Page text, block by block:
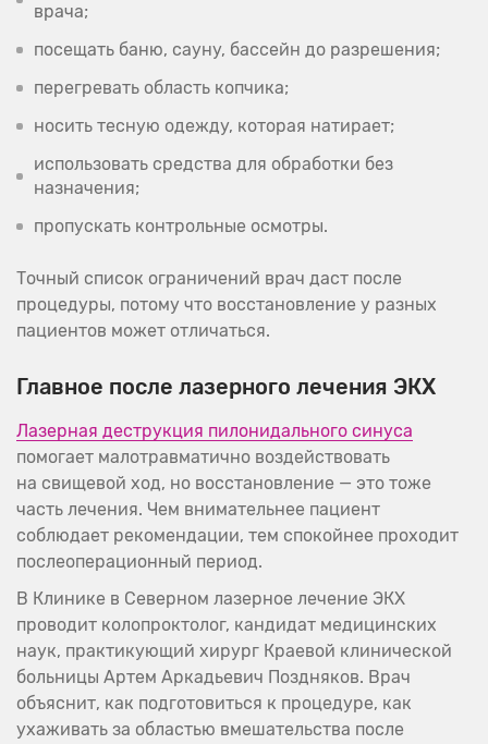
врача;
посещать баню, сауну, бассейн до разрешения;
перегревать область копчика;
носить тесную одежду, которая натирает;
использовать средства для обработки без
назначения;
пропускать контрольные осмотры.
Точный список ограничений врач даст после
процедуры, потому что восстановление у разных
пациентов может отличаться.
Главное после лазерного лечения ЭКХ
Лазерная деструкция пилонидального синуса
помогает малотравматично воздействовать
на свищевой ход, но восстановление — это тоже
часть лечения. Чем внимательнее пациент
соблюдает рекомендации, тем спокойнее проходит
послеоперационный период.
В Клинике в Северном лазерное лечение ЭКХ
проводит колопроктолог, кандидат медицинских
наук, практикующий хирург Краевой клинической
больницы Артем Аркадьевич Поздняков. Врач
объяснит, как подготовиться к процедуре, как
ухаживать за областью вмешательства после